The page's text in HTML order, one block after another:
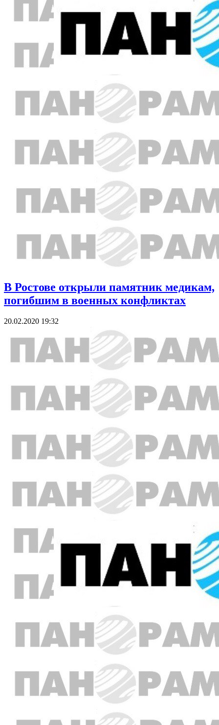
В Ростове открыли памятник медикам,
погибшим в военных конфликтах
20.02.2020 19:32